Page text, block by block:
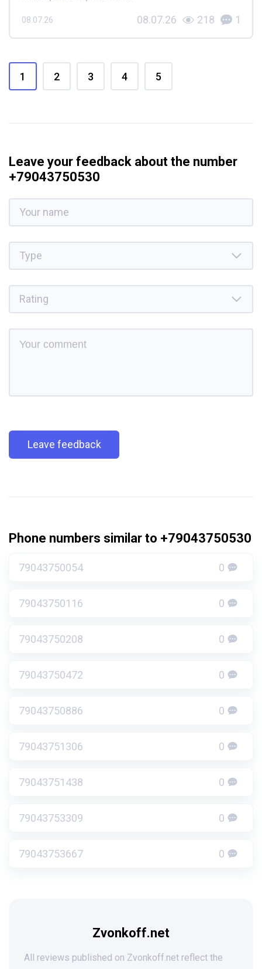
08.07.26 08.07.26 218 1
1 2 3 4 5
Leave your feedback about the number
+79043750530
Leave feedback
Phone numbers similar to +79043750530
79043750054 0
79043750116 0
79043750208 0
79043750472 0
79043750886 0
79043751306 0
79043751438 0
79043753309 0
79043753667 0
Zvonkoff.net
All reviews published on Zvonkoff.net reflect the